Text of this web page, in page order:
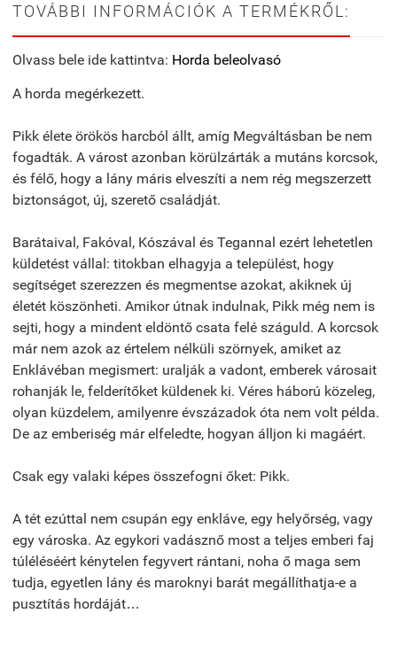
TOVÁBBI INFORMÁCIÓK A TERMÉKRŐL:
Olvass bele ide kattintva: Horda beleolvasó
A horda megérkezett.
Pikk élete örökös harcból állt, amíg Megváltásban be nem
fogadták. A várost azonban körülzárták a mutáns korcsok,
és félő, hogy a lány máris elveszíti a nem rég megszerzett
biztonságot, új, szerető családját.
Barátaival, Fakóval, Kószával és Tegannal ezért lehetetlen
küldetést vállal: titokban elhagyja a települést, hogy
segítséget szerezzen és megmentse azokat, akiknek új
életét köszönheti. Amikor útnak indulnak, Pikk még nem is
sejti, hogy a mindent eldöntő csata felé száguld. A korcsok
már nem azok az értelem nélküli szörnyek, amiket az
Enklávéban megismert: uralják a vadont, emberek városait
rohanják le, felderítőket küldenek ki. Véres háború közeleg,
olyan küzdelem, amilyenre évszázadok óta nem volt példa.
De az emberiség már elfeledte, hogyan álljon ki magáért.
Csak egy valaki képes összefogni őket: Pikk.
A tét ezúttal nem csupán egy enkláve, egy helyőrség, vagy
egy városka. Az egykori vadásznő most a teljes emberi faj
túléléséért kénytelen fegyvert rántani, noha ő maga sem
tudja, egyetlen lány és maroknyi barát megállíthatja-e a
pusztítás hordáját…